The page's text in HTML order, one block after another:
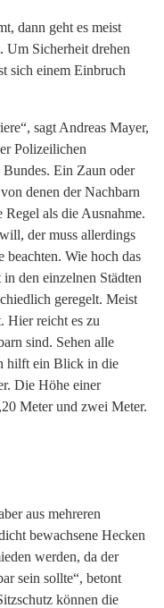
dann geht es meist
Um Sicherheit drehen
sich einem Einbruch
sagt Andreas Mayer,
Polizeilichen
Ein Zaun oder
denen der Nachbarn
als die Ausnahme.
der muss allerdings
beachten. Wie hoch das
den einzelnen Städten
geregelt. Meist
Hier reicht es zu
sind. Sehen alle
hilft ein Blick in die
Die Höhe einer
Meter und zwei Meter.
aus mehreren
bewachsene Hecken
werden, da der
sein sollte“, betont
können die